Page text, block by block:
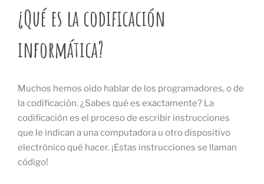
¿Qué es la codificación
informática?
Muchos hemos oído hablar de los programadores, o de
la codificación. ¿Sabes qué es exactamente? La
codificación es el proceso de escribir instrucciones
que le indican a una computadora u otro dispositivo
electrónico qué hacer. ¡Estas instrucciones se llaman
código!